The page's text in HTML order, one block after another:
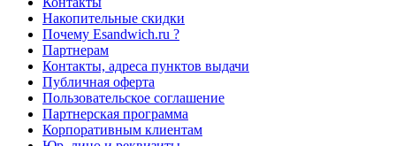
Накопительные скидки
Почему Esandwich.ru ?
Партнерам
Контакты, адреса пунктов выдачи
Публичная оферта
Пользовательское соглашение
Партнерская программа
Корпоративным клиентам